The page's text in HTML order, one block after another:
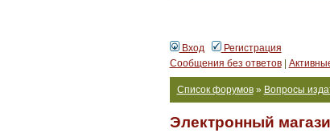
Вход
Регистрация
Сообщения без ответов|
Список форумов» Вопросы
Электронный